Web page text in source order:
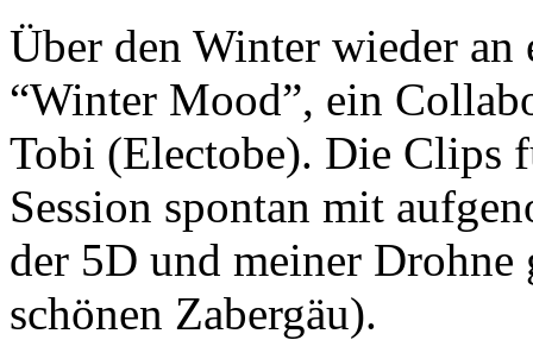
Über den Winter wieder
“Winter Mood”, ein
Tobi (Electobe). Die Clips
Session spontan mit
der 5D und meiner
schönen Zabergäu).